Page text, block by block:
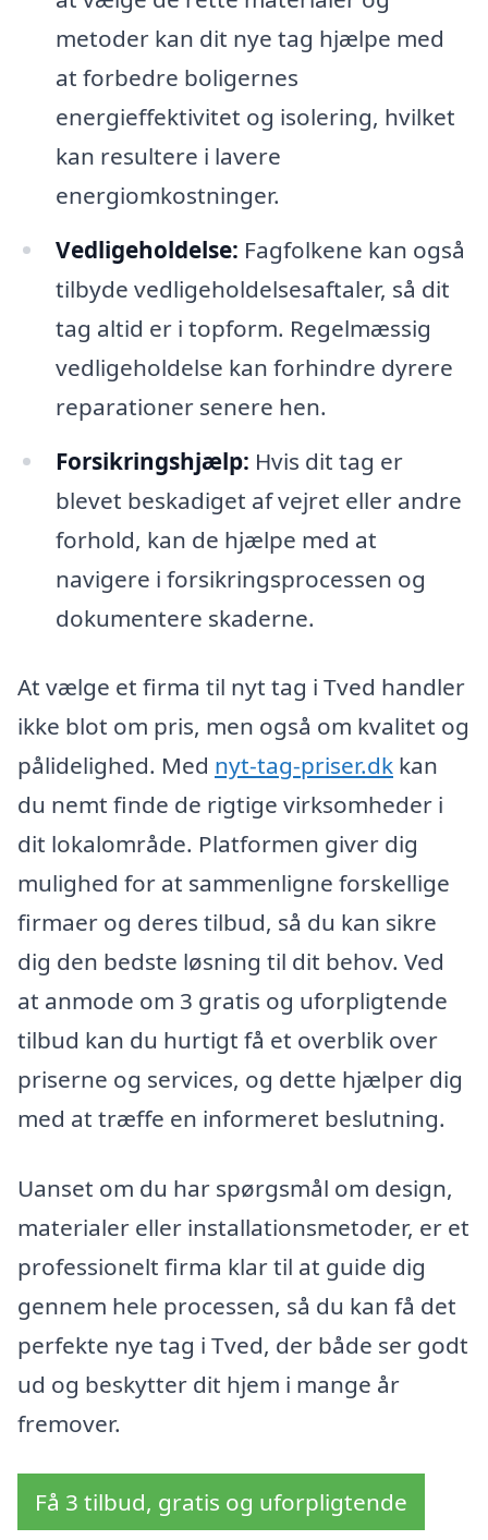
metoder kan dit nye tag hjælpe med
at forbedre boligernes
energieffektivitet og isolering, hvilket
kan resultere i lavere
energiomkostninger.
Vedligeholdelse: Fagfolkene kan også
tilbyde vedligeholdelsesaftaler, så dit
tag altid er i topform. Regelmæssig
vedligeholdelse kan forhindre dyrere
reparationer senere hen.
Forsikringshjælp: Hvis dit tag er
blevet beskadiget af vejret eller andre
forhold, kan de hjælpe med at
navigere i forsikringsprocessen og
dokumentere skaderne.
At vælge et firma til nyt tag i Tved handler
ikke blot om pris, men også om kvalitet og
pålidelighed. Med nyt-tag-priser.dk kan
du nemt finde de rigtige virksomheder i
dit lokalområde. Platformen giver dig
mulighed for at sammenligne forskellige
firmaer og deres tilbud, så du kan sikre
dig den bedste løsning til dit behov. Ved
at anmode om 3 gratis og uforpligtende
tilbud kan du hurtigt få et overblik over
priserne og services, og dette hjælper dig
med at træffe en informeret beslutning.
Uanset om du har spørgsmål om design,
materialer eller installationsmetoder, er et
professionelt firma klar til at guide dig
gennem hele processen, så du kan få det
perfekte nye tag i Tved, der både ser godt
ud og beskytter dit hjem i mange år
fremover.
Få 3 tilbud, gratis og uforpligtende